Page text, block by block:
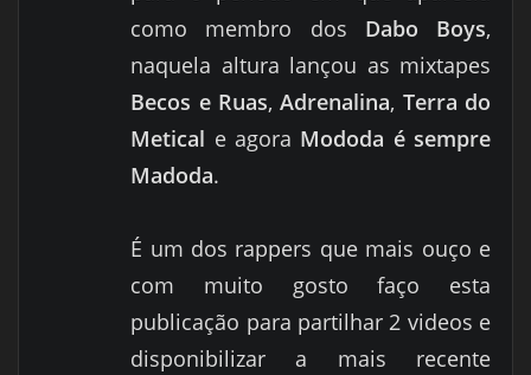
como membro dos Dabo Boys,
naquela altura lançou as mixtapes
Becos e Ruas,Adrenalina, Terra do
Metical e agora Mododa é sempre
Madoda.
É um dos rappers que mais ouço e
com muito gosto faço esta
publicação para partilhar 2 videos e
disponibilizar a mais recente